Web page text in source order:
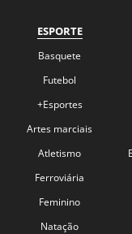
ESPORTE
Basquete
Futebol
+Esportes
Artes marciais
Atletismo
Ferroviária
Feminino
Natação